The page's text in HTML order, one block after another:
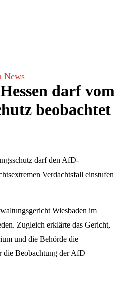
News
darf vom
beobachtet
darf den AfD-
Verdachtsfall einstufen
Wiesbaden im
Zugleich erklärte das Gericht,
und die Behörde die
Beobachtung der AfD